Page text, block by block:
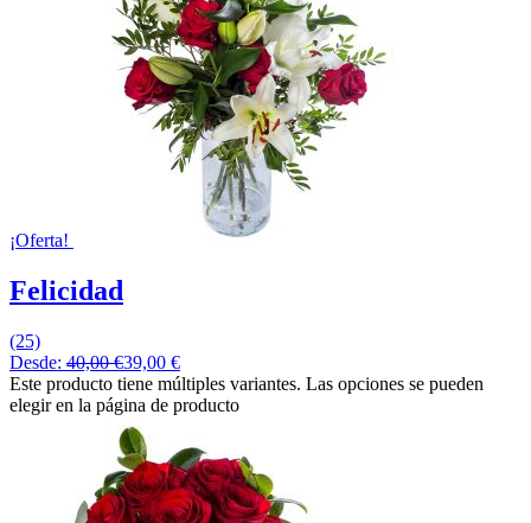
¡Oferta!
Felicidad
(25)
Desde: 40,00€39,00 €
Este producto tiene múltiples variantes. Las opciones se pueden
elegir en la página de producto